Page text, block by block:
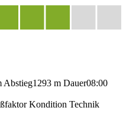
Abstieg1293 m Dauer08:00
Kondition Technik